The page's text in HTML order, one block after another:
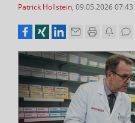
Patrick Hollstein, 09.05.2026 07:43